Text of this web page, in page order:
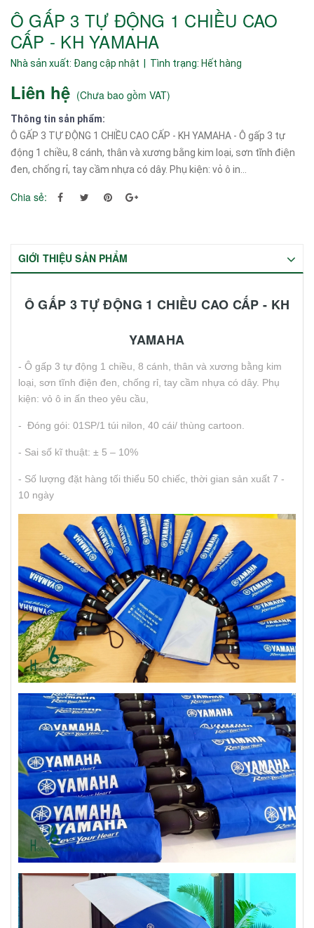
Ô GẤP 3 TỰ ĐỘNG 1 CHIỀU CAO
CẤP - KH YAMAHA
Nhà sản xuất: Đang cập nhật | Tình trạng: Hết hàng
Liên hệ (Chưa bao gồm VAT)
Thông tin sản phẩm:
Ô GẤP 3 TỰ ĐỘNG 1 CHIỀU CAO CẤP - KH YAMAHA - Ô gấp 3 tự
động 1 chiều, 8 cánh, thân và xương bằng kim loại, sơn tĩnh điện
đen, chống rỉ, tay cầm nhựa có dây. Phụ kiện: vỏ ô in...
Chia sẻ:
GIỚI THIỆU SẢN PHẨM
Ô GẤP 3 TỰ ĐỘNG 1 CHIỀU CAO CẤP - KH
YAMAHA
- Ô gấp 3 tự động 1 chiều, 8 cánh, thân và xương bằng kim
loại, sơn tĩnh điện đen, chống rỉ, tay cầm nhựa có dây. Phụ
kiện: vỏ ô in ấn theo yêu cầu,
- Đóng gói: 01SP/1 túi nilon, 40 cái/ thùng cartoon.
- Sai số kĩ thuật: ± 5 – 10%
- Số lượng đặt hàng tối thiểu 50 chiếc, thời gian sản xuất 7 -
10 ngày